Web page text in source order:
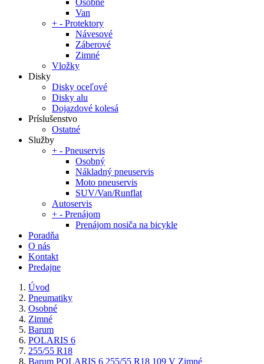
Osobné
Van
+ - Protektory
Návesové
Záberové
Zimné
Vložky
Disky
Disky oceľové
Disky alu
Dojazdové kolesá
Príslušenstvo
Ostatné
Služby
+ - Pneuservis
Osobný
Nákladný pneuservis
Moto pneuservis
SUV/Van/Runflat
Autoservis
+ - Prenájom
Prenájom nosiča na bicykle
Poradňa
O nás
Kontakt
Predajne
Úvod
Pneumatiky
Osobné
Zimné
Barum
POLARIS 6
255/55 R18
Barum POLARIS 6 255/55 R18 109 V Zimné